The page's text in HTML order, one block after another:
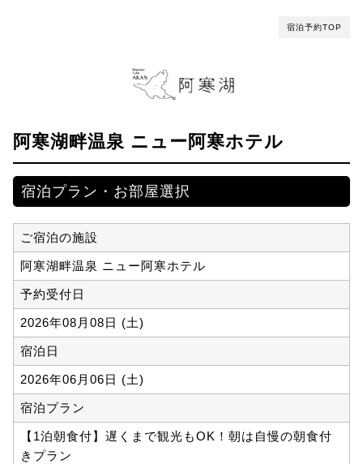
宿泊予約TOP
阿寒湖畔温泉 ニュー阿寒ホテル
宿泊プラン・お部屋選択
ご宿泊の施設
阿寒湖畔温泉 ニュー阿寒ホテル
予約受付日
2026年08月08日 (土)
宿泊日
2026年06月06日 (土)
宿泊プラン
【1泊朝食付】遅くまで観光もOK！朝は自慢の朝食付
きプラン